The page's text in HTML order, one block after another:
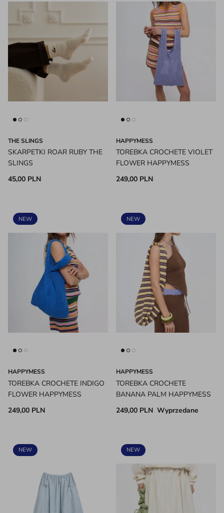
THE SLINGS
SKARPETKI ROAR RUBY THE
SLINGS
45,00 PLN
HAPPYMESS
TOREBKA CROCHETE VIOLET
FLOWER HAPPYMESS
249,00 PLN
NEW
HAPPYMESS
TOREBKA CROCHETE INDIGO
FLOWER HAPPYMESS
249,00 PLN
NEW
HAPPYMESS
TOREBKA CROCHETE
BANANA PALM HAPPYMESS
249,00 PLN Wyprzedane
NEW NEW